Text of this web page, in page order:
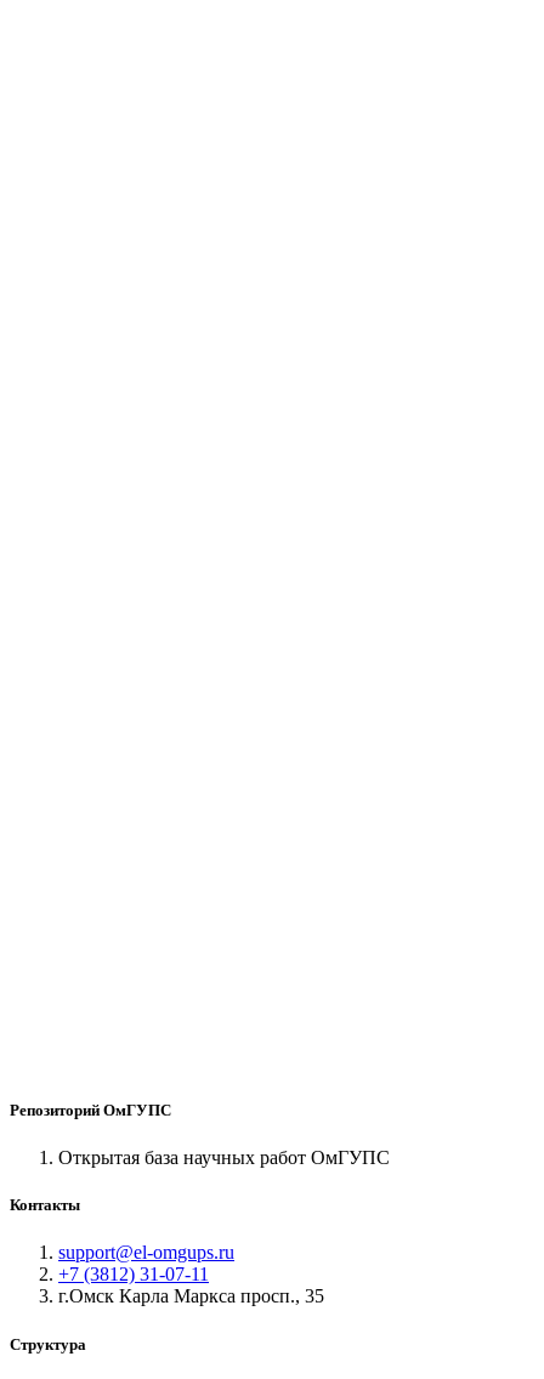
Репозиторий ОмГУПС
Открытая база научных работ ОмГУПС
Контакты
support@el-omgups.ru
+7 (3812) 31-07-11
г.Омск Карла Маркса просп., 35
Структура